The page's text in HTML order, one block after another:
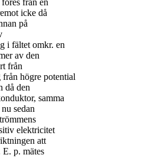
från en
icke då
på
i fältet omkr. en
av den
från
högre potential
då den
samma
sedan
elektricitet
att
p. mätes